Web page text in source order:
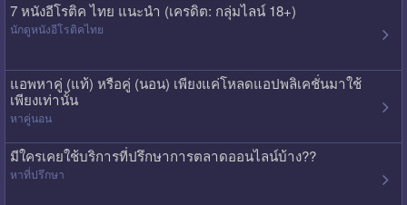
7 หนังอีโรติค ไทย แนะนำ (เครดิต: กลุ่มไลน์ 18+)
นักดูหนังอีโรติคไทย
แอพหาคู่ (แท้) หรือคู่ (นอน) เพียงแค่โหลดแอปพลิเคชั่นมาใช้
เพียงเท่านั้น
หาคู่นอน
มีใครเคยใช้บริการที่ปรึกษาการตลาดออนไลน์บ้าง??
หาที่ปรึกษา